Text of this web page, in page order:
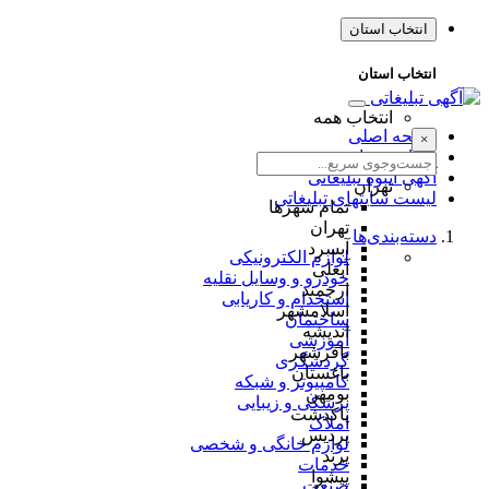
انتخاب استان
انتخاب استان
انتخاب همه
×
تهران
تمام شهر‌ها
تهران
آبسرد
آبعلی
ارجمند
اسلامشهر
اندیشه
باقرشهر
باغستان
بومهن
پاکدشت
پردیس
پرند
پیشوا
صفحه اصلی
طراحی سایت
آگهی انبوه تبلیغاتی
لیست سایتهای تبلیغاتی
دسته‌بندی‌ها
لوازم الکترونیکی
خودرو و وسایل نقلیه
استخدام و کاریابی
ساختمان
آموزشی
گردشگری
کامپیوتر و شبکه
پزشکی و زیبایی
املاک
لوازم خانگی و شخصی
خدمات
صنعت